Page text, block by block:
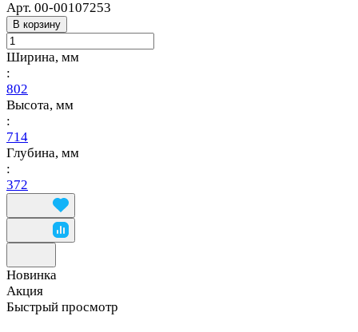
Арт. 00-00107253
В корзину
Ширина, мм
:
802
Высота, мм
:
714
Глубина, мм
:
372
Новинка
Акция
Быстрый просмотр